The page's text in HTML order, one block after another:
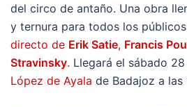
del circo de antaño. Una obra
y ternura para todos los
directo de Erik Satie, Francis
Stravinsky. Llegará el sábado
López de Ayala de Badajoz a las